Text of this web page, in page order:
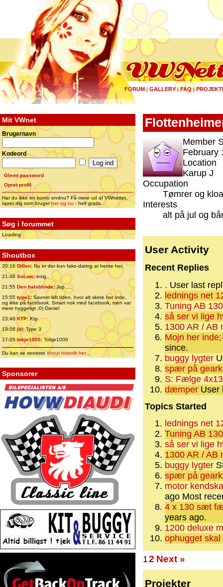
FORUM | GALLERY|FAQ |
Mit VWnet
Brugernavn
Kodeord
Glemt password
Opret profil
Har du ikke en konto endnu? Få mere ud af VWnettet,
opret dig som brugerher og nu - helt gratis...
Søg i forummet
Loading
Shoutbox
20:16 Dillen: Nu er der kun fake-dating at hente her.
21:48 SoLow:enig..
21:55 Den halvblinde:Jep.....
15:55 type1:Savner lidt tiden, hvor alt skete her inde,
og ikke på facebook. Smart nok med facebook, men var
mere hyggeligt ;0) Daniel
23:46 KTP:Ktp
19:06jbl:Type 3
17:05tobje1000: Tobje1000
Du kan se senesteshout historik her...
Sponsorer
Member
February
Location
Karup J
Occupation
Tømrer og
Interests
alt på jul og
User Activity
Recent Replies
. User last
lednings net
Tuning AB
så ser vi lige
1300 AR / AB
Mojn her
since.
buggy lygter
spær på
S: Fælge
dæmper User
Topics Started
lednings net
Tuning AB
så ser vi lige
1300 AR / AB
buggy lygter
spær på
motor
ago Most
4 x 130 sæt
years ago.
1200 deluxe
ophugget skal
12 Next »
Projekter